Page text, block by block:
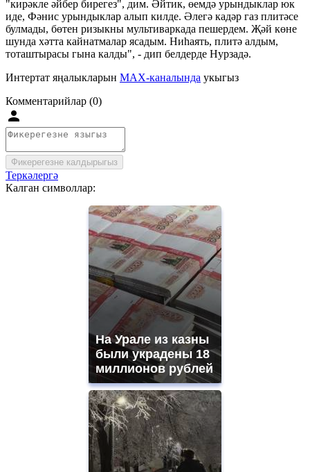
"кирәкле әйбер бирегез", дим. Әйтик, өемдә урындыклар юк
иде, Фәнис урындыклар алып килде. Әлегә кадәр газ плитәсе
булмады, бөтен ризыкны мультиваркада пешердем. Җәй көне
шунда хәтта кайнатмалар ясадым. Ниһаять, плитә алдым,
тоташтырасы гына калды", - дип белдерде Нурзадә.
Интертат яңалыкларын MAX-каналында укыгыз
Комментарийлар (0)
Фикерегезне калдырыгыз
Теркәлергә
Калган символлар:
На Урале из казны
были украдены 18
миллионов рублей